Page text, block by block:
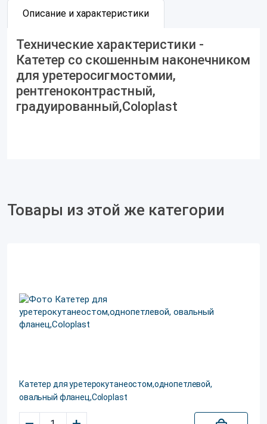
Описание и характеристики
Технические характеристики -
Катетер со скошенным наконечником
для уретеросигмостомии,
рентгеноконтрастный,
градуированный,Coloplast
Товары из этой же категории
Катетер для уретерокутанеостом,однопетлевой,
овальный фланец,Coloplast